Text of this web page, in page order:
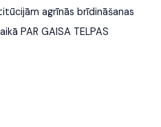
agrīnās brīdināšanas
PAR GAISA TELPAS